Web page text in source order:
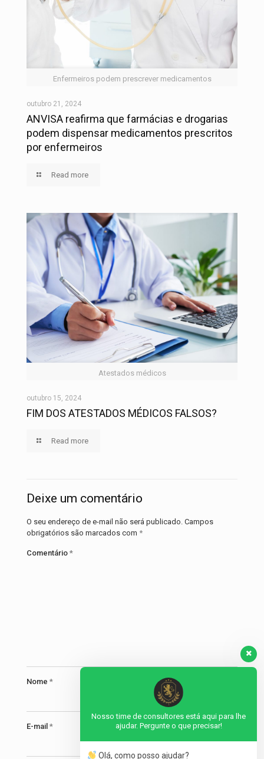
Enfermeiros podem prescrever medicamentos
outubro 21, 2024
ANVISA reafirma que farmácias e drogarias
podem dispensar medicamentos prescritos
por enfermeiros
Read more
Atestados médicos
outubro 15, 2024
FIM DOS ATESTADOS MÉDICOS FALSOS?
Read more
Deixe um comentário
O seu endereço de e-mail não será publicado. Campos
obrigatórios são marcados com *
Comentário *
Nome *
E-mail *
Nosso time de consultores está aqui para lhe
ajudar. Pergunte o que precisar!
Olá, como posso ajudar?